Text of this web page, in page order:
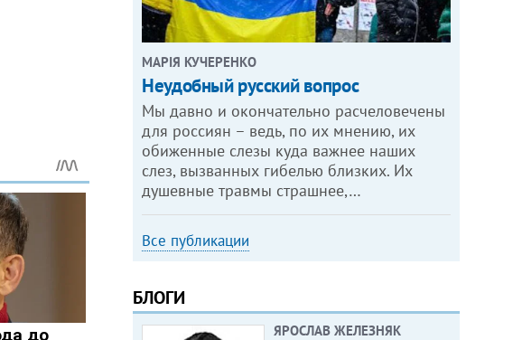
МАРІЯ КУЧЕРЕНКО
​Неудобный русский вопрос
Мы давно и окончательно расчеловечены
для россиян – ведь, по их мнению, их
обиженные слезы куда важнее наших
слез, вызванных гибелью близких. Их
душевные травмы страшнее,…
Все публикации
БЛОГИ
ЯРОСЛАВ ЖЕЛЕЗНЯК